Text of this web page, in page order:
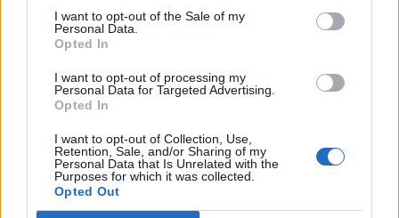
I want to opt-out of the Sale of my
Personal Data.
Opted In
I want to opt-out of processing my
Personal Data for Targeted Advertising.
Opted In
I want to opt-out of Collection, Use,
Retention, Sale, and/or Sharing of my
Personal Data that Is Unrelated with the
Purposes for which it was collected.
Opted Out
cikkek a szerzők véleményét tükrözik, amelyek nem
feltétlenül esnek egybe a Portfolio szerkesztőségének
álláspontjával. Ha hozzászólna...
KEDVES OLVASÓNK!
A keresett cikk a portfolio.hu hírarchívumához
tartozik, melynek olvasása előfizetéses